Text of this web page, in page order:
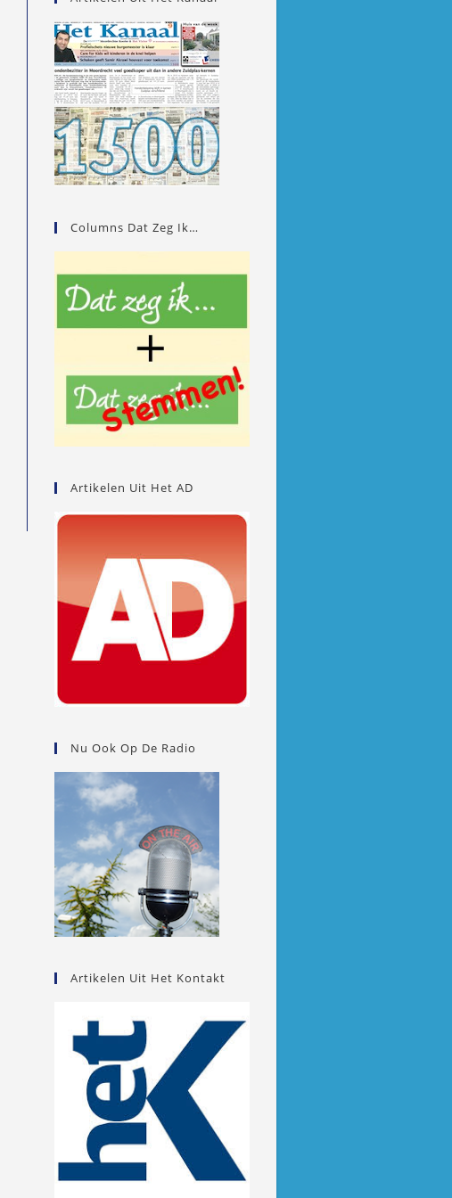
Columns Dat Zeg Ik…
Artikelen Uit Het AD
Nu Ook Op De Radio
Artikelen Uit Het Kontakt